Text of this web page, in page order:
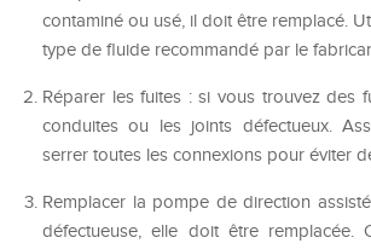
contaminé ou usé, il doit être remplacé.
type de fluide recommandé par le
Réparer les fuites : si vous trouvez des
conduites ou les joints défectueux.
serrer toutes les connexions pour éviter
Remplacer la pompe de direction
défectueuse, elle doit être remplacée.